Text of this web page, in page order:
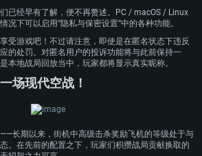
配置要求
已经早有了解，便不再赘述。PC / macOS / Linux
况下可以启用“隐私与保密设置”中的各种功能。
受游戏吧！不过请注意，即使是在匿名状态下违反
的处罚。对匿名用户的投诉功能将与此前保持一
本地战局回放当中，玩家都将显示真实昵称。
场现代空战！
长期以来，街机中高级击杀奖励飞机的等级处于与
。在先前的配置之下，玩家们积攒战局贡献换取的